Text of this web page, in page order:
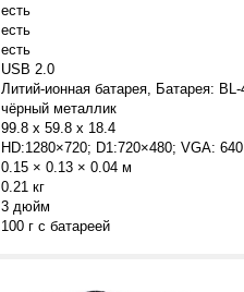
есть
есть
есть
USB 2.0
Литий-ионная батарея, Батарея:
чёрный металлик
99.8 x 59.8 x 18.4
HD:1280×720; D1:720×480; VGA:
0.15 × 0.13 × 0.04 м
0.21 кг
3 дюйм
100 г c батареей